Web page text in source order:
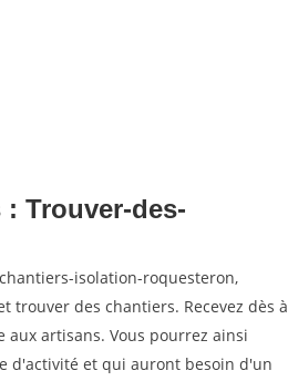
Trouver-des-
isolation-roquesteron,
trouver des chantiers. Recevez dès à
artisans. Vous pourrez ainsi
d'activité et qui auront besoin d'un